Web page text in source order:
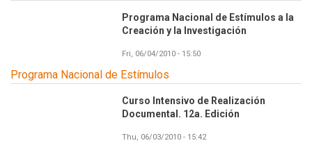
Programa Nacional de Estímulos a la
Creación y la Investigación
Fri, 06/04/2010 - 15:50
Programa Nacional de Estímulos
Curso Intensivo de Realización
Documental. 12a. Edición
Thu, 06/03/2010 - 15:42